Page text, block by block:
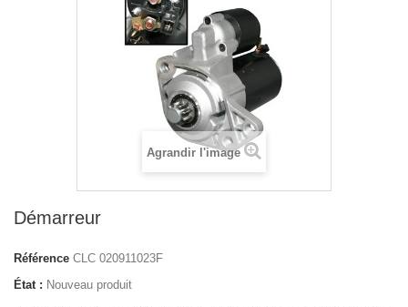
Agrandir l'image
Démarreur
Référence CLC 020911023F
État : Nouveau produit